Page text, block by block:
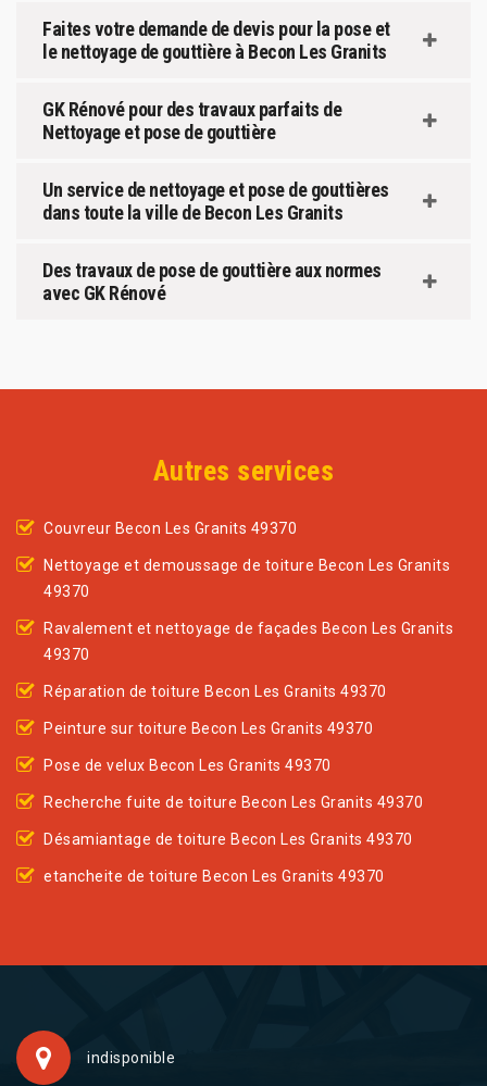
Faites votre demande de devis pour la pose et
le nettoyage de gouttière à Becon Les Granits
GK Rénové pour des travaux parfaits de
Nettoyage et pose de gouttière
Un service de nettoyage et pose de gouttières
dans toute la ville de Becon Les Granits
Des travaux de pose de gouttière aux normes
avec GK Rénové
Autres services
Couvreur Becon Les Granits 49370
Nettoyage et demoussage de toiture Becon Les Granits
49370
Ravalement et nettoyage de façades Becon Les Granits
49370
Réparation de toiture Becon Les Granits 49370
Peinture sur toiture Becon Les Granits 49370
Pose de velux Becon Les Granits 49370
Recherche fuite de toiture Becon Les Granits 49370
Désamiantage de toiture Becon Les Granits 49370
etancheite de toiture Becon Les Granits 49370
indisponible